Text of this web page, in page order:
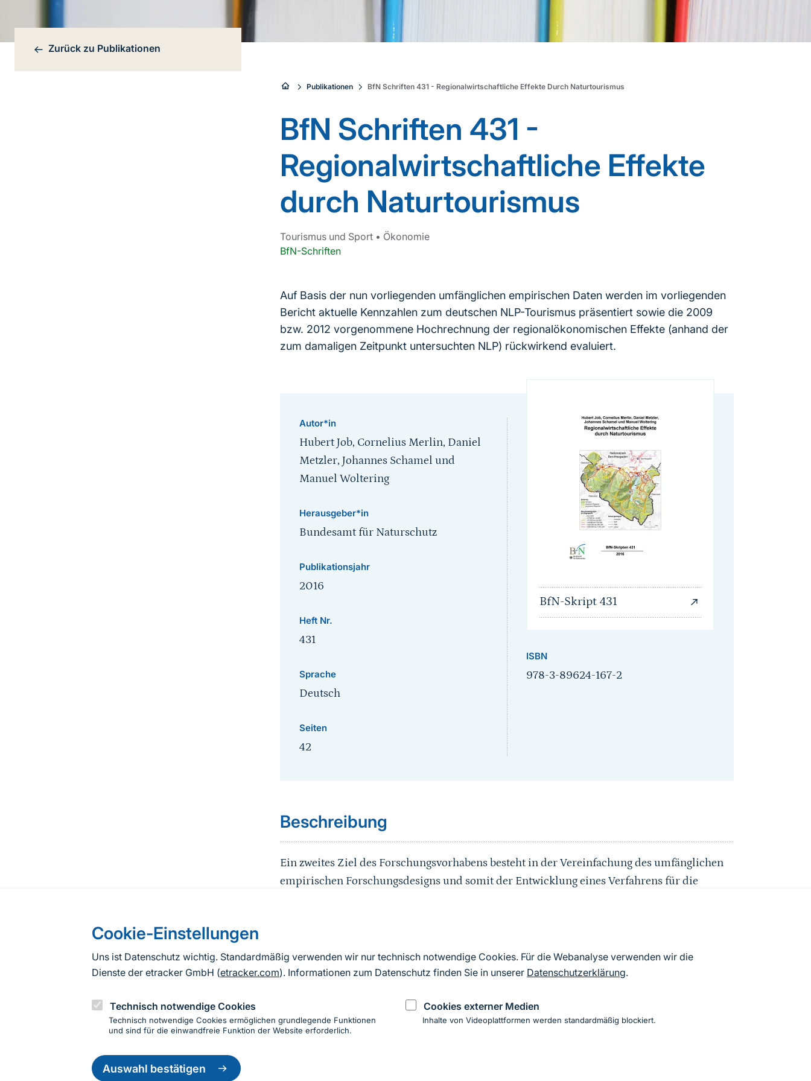
Cookie-Einstellungen
Uns ist Datenschutz wichtig. Standardmäßig verwenden wir nur technisch notwendige Cookies. Für die Webanalyse verwenden wir die
Dienste der etracker GmbH (etracker.com). Informationen zum Datenschutz finden Sie in unserer Datenschutzerklärung.
Technisch notwendige Cookies
Technisch notwendige Cookies ermöglichen grundlegende Funktionen
und sind für die einwandfreie Funktion der Website erforderlich.
Cookies externer Medien
Inhalte von Videoplattformen werden standardmäßig blockiert.
Auswahl bestätigen
Einwilligung
zurückziehen
Bereichsnavigation
Zurück zu Publikationen
Sie
sind
hier:
Publikationen BfN Schriften 431 - Regionalwirtschaftliche Effekte Durch Naturtourismus
BfN Schriften 431 -
Regionalwirtschaftliche Effekte
durch Naturtourismus
Tourismus und Sport • Ökonomie
BfN-Schriften
Auf Basis der nun vorliegenden umfänglichen empirischen Daten werden im vorliegenden
Bericht aktuelle Kennzahlen zum deutschen NLP-Tourismus präsentiert sowie die 2009
bzw. 2012 vorgenommene Hochrechnung der regionalökonomischen Effekte (anhand der
zum damaligen Zeitpunkt untersuchten NLP) rückwirkend evaluiert.
Autor*in
Hubert Job, Cornelius Merlin, Daniel
Metzler, Johannes Schamel und
Manuel Woltering
Herausgeber*in
Bundesamt für Naturschutz
Publikationsjahr
2016
Heft Nr.
431
Sprache
Deutsch
Seiten
42
BfN-Skript 431
ISBN
978-3-89624-167-2
Beschreibung
Ein zweites Ziel des Forschungsvorhabens besteht in der Vereinfachung des umfänglichen
empirischen Forschungsdesigns und somit der Entwicklung eines Verfahrens für die
es um die Etablierung dieses einheitlichen, standardisierten sozioökonomischen
Monitoring-Systems in den deutschen NLP. Dieses versteht sich als originärer Beitrag zu
Informationen zur Seite